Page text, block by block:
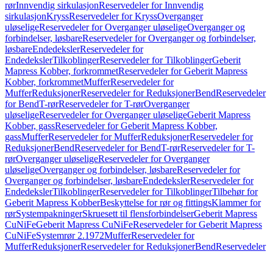
rørInnvendig sirkulasjonReservedeler for Innvendig
sirkulasjonKryssReservedeler for KryssOverganger
uløseligeReservedeler for Overganger uløseligeOverganger og
forbindelser, løsbareReservedeler for Overganger og forbindelser,
løsbareEndedekslerReservedeler for
EndedekslerTilkoblingerReservedeler for TilkoblingerGeberit
Mapress Kobber, forkrommetReservedeler for Geberit Mapress
Kobber, forkrommetMufferReservedeler for
MufferReduksjonerReservedeler for ReduksjonerBendReservedeler
for BendT-rørReservedeler for T-rørOverganger
uløseligeReservedeler for Overganger uløseligeGeberit Mapress
Kobber, gassReservedeler for Geberit Mapress Kobber,
gassMufferReservedeler for MufferReduksjonerReservedeler for
ReduksjonerBendReservedeler for BendT-rørReservedeler for T-
rørOverganger uløseligeReservedeler for Overganger
uløseligeOverganger og forbindelser, løsbareReservedeler for
Overganger og forbindelser, løsbareEndedekslerReservedeler for
EndedekslerTilkoblingerReservedeler for TilkoblingerTilbehør for
Geberit Mapress KobberBeskyttelse for rør og fittingsKlammer for
rørSystempakningerSkruesett til flensforbindelserGeberit Mapress
CuNiFeGeberit Mapress CuNiFeReservedeler for Geberit Mapress
CuNiFeSystemrør 2.1972MufferReservedeler for
MufferReduksjonerReservedeler for ReduksjonerBendReservedeler